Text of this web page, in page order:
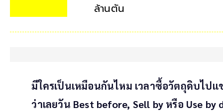
ล้านตัน
มีใครเป็นเหมือนกันไหม เวลาซื้อวัตถุดิบไป
ว่าเลยวัน Best before, Sell by หรือ Use